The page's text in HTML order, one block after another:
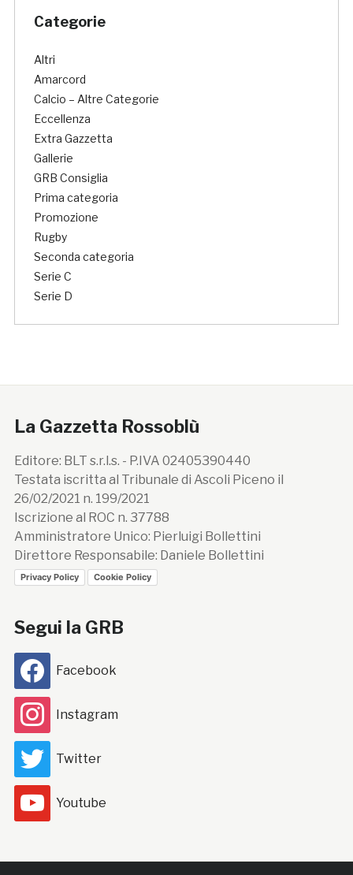
Categorie
Altri
Amarcord
Calcio – Altre Categorie
Eccellenza
Extra Gazzetta
Gallerie
GRB Consiglia
Prima categoria
Promozione
Rugby
Seconda categoria
Serie C
Serie D
La Gazzetta Rossoblù
Editore: BLT s.r.l.s. - P.IVA 02405390440
Testata iscritta al Tribunale di Ascoli Piceno il
26/02/2021 n. 199/2021
Iscrizione al ROC n. 37788
Amministratore Unico: Pierluigi Bollettini
Direttore Responsabile: Daniele Bollettini
Privacy Policy Cookie Policy
Segui la GRB
Facebook
Instagram
Twitter
Youtube